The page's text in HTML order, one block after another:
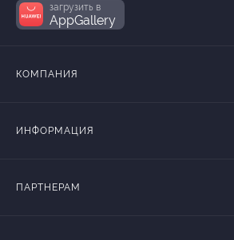
загрузить в
AppGallery
КОМПАНИЯ
ИНФОРМАЦИЯ
ПАРТНЕРАМ